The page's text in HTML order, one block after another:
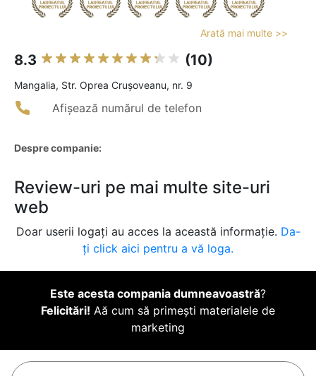
Arată mai multe >>
8.3 (10)
Mangalia, Str. Oprea Cruşoveanu, nr. 9
Afișează numărul de telefon
Despre companie:
Review-uri pe mai multe site-uri
web
Doar userii logați au acces la această informație. Da-
ți click aici pentru a vă loga.
Este acesta compania dumneavoastră?
Felicitări! Aă cum să primești materialele de
marketing